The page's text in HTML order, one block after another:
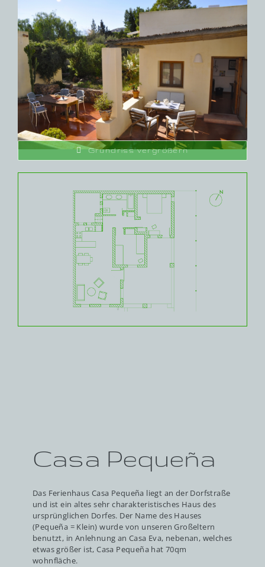
Grundriss vergrößern
Casa Pequeña
Das Ferienhaus Casa Pequeña liegt an der Dorfstraße
und ist ein altes sehr charakteristisches Haus des
ursprünglichen Dorfes. Der Name des Hauses
(Pequeña = Klein) wurde von unseren Großeltern
benutzt, in Anlehnung an Casa Eva, nebenan, welches
etwas größer ist, Casa Pequeña hat 70qm
wohnfläche.